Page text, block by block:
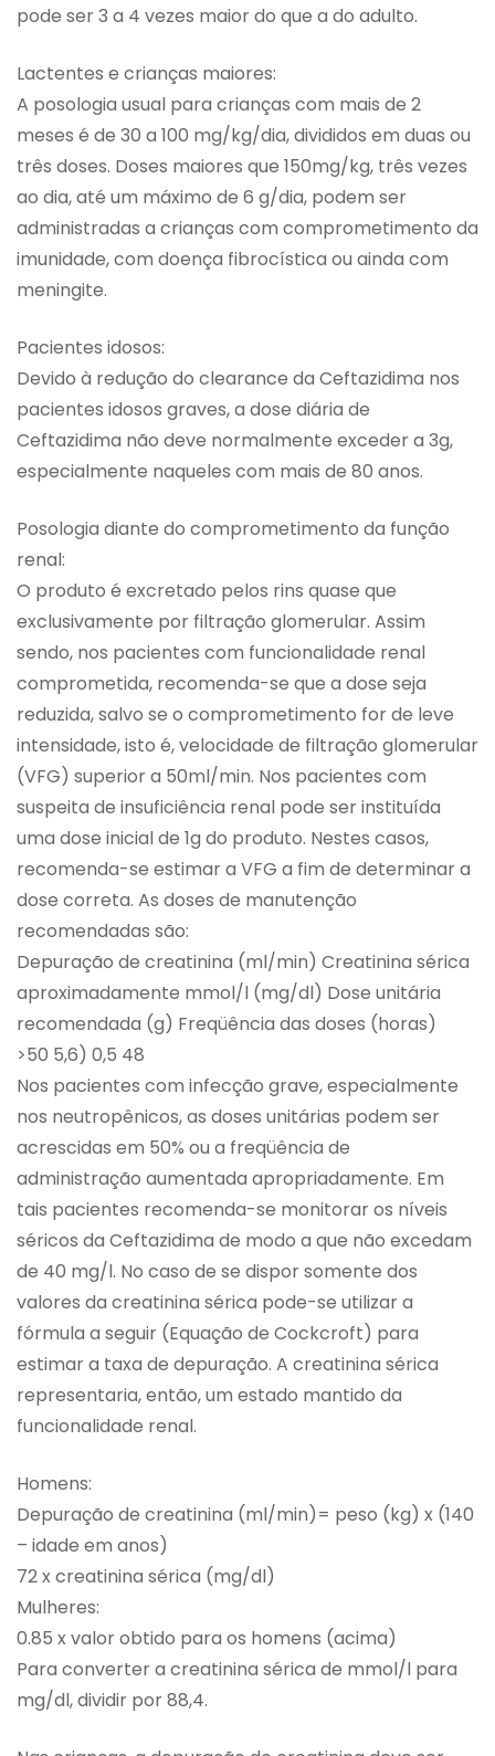
pode ser 3 a 4 vezes maior do que a do adulto.
Lactentes e crianças maiores:
A posologia usual para crianças com mais de 2
meses é de 30 a 100 mg/kg/dia, divididos em duas ou
três doses. Doses maiores que 150mg/kg, três vezes
ao dia, até um máximo de 6 g/dia, podem ser
administradas a crianças com comprometimento da
imunidade, com doença fibrocística ou ainda com
meningite.
Pacientes idosos:
Devido à redução do clearance da Ceftazidima nos
pacientes idosos graves, a dose diária de
Ceftazidima não deve normalmente exceder a 3g,
especialmente naqueles com mais de 80 anos.
Posologia diante do comprometimento da função
renal:
O produto é excretado pelos rins quase que
exclusivamente por filtração glomerular. Assim
sendo, nos pacientes com funcionalidade renal
comprometida, recomenda-se que a dose seja
reduzida, salvo se o comprometimento for de leve
intensidade, isto é, velocidade de filtração glomerular
(VFG) superior a 50ml/min. Nos pacientes com
suspeita de insuficiência renal pode ser instituída
uma dose inicial de 1g do produto. Nestes casos,
recomenda-se estimar a VFG a fim de determinar a
dose correta. As doses de manutenção
recomendadas são:
Depuração de creatinina (ml/min) Creatinina sérica
aproximadamente mmol/l (mg/dl) Dose unitária
recomendada (g) Freqüência das doses (horas)
>50 5,6) 0,5 48
Nos pacientes com infecção grave, especialmente
nos neutropênicos, as doses unitárias podem ser
acrescidas em 50% ou a freqüência de
administração aumentada apropriadamente. Em
tais pacientes recomenda-se monitorar os níveis
séricos da Ceftazidima de modo a que não excedam
de 40 mg/l. No caso de se dispor somente dos
valores da creatinina sérica pode-se utilizar a
fórmula a seguir (Equação de Cockcroft) para
estimar a taxa de depuração. A creatinina sérica
representaria, então, um estado mantido da
funcionalidade renal.
Homens:
Depuração de creatinina (ml/min)= peso (kg) x (140
– idade em anos)
72 x creatinina sérica (mg/dl)
Mulheres:
0.85 x valor obtido para os homens (acima)
Para converter a creatinina sérica de mmol/l para
mg/dl, dividir por 88,4.